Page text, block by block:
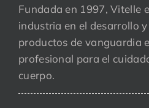
Fundada en 1997, Vitelle
industria en el desarrollo
productos de vanguardia
profesional para el
cuerpo.